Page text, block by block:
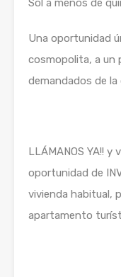
Sol a menos de
Una oportunidad
cosmopolita, a un
demandados de
LLÁMANOS YA!!
oportunidad de
vivienda habitual,
apartamento